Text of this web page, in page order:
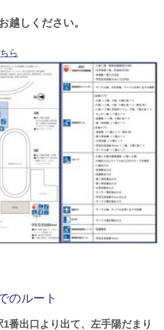
越しください。
ら
のルート
番出口より出て、左手陽だまり